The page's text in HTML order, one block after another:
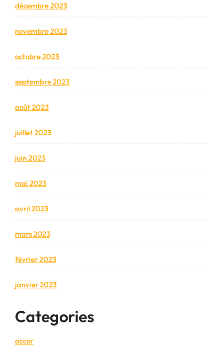
décembre 2023
novembre 2023
octobre 2023
septembre 2023
août 2023
juillet 2023
juin 2023
mai 2023
avril 2023
mars 2023
février 2023
janvier 2023
Categories
accor